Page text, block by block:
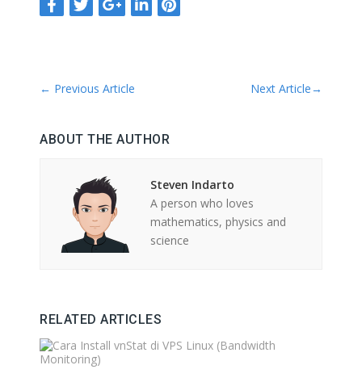
← Previous Article Next Article→
ABOUT THE AUTHOR
Steven Indarto
A person who loves
mathematics, physics and
science
RELATED ARTICLES